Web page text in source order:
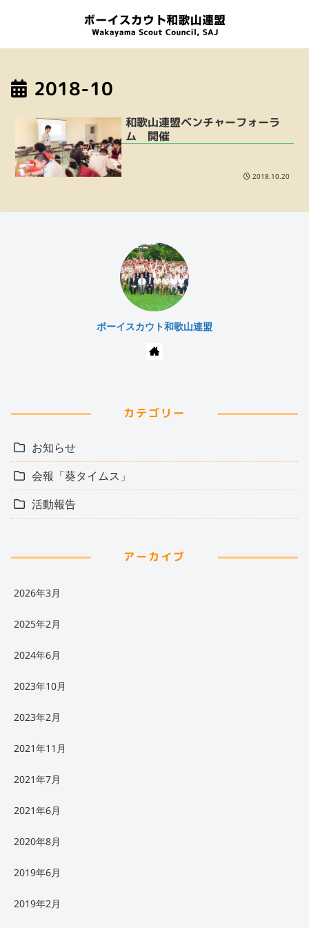
2018-10
和歌山連盟ベンチャーフォーラ
ム 開催
2018.10.20
ボーイスカウト和歌山連盟
カテゴリー
お知らせ
会報「葵タイムス」
活動報告
アーカイブ
2026年3月
2025年2月
2024年6月
2023年10月
2023年2月
2021年11月
2021年7月
2021年6月
2020年8月
2019年6月
2019年2月